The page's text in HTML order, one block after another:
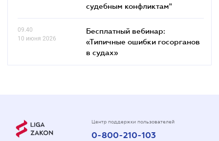
судебным конфликтам"
09.40
10 июня 2026
Бесплатный вебинар:
«Типичные ошибки госорганов
в судах»
Центр поддержки пользователей
0-800-210-103